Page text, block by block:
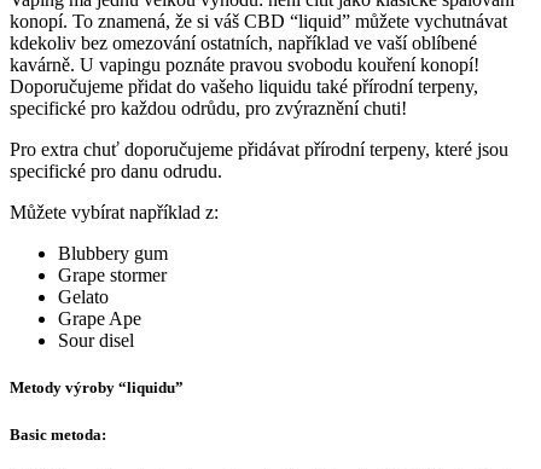
konopí. To znamená, že si váš CBD “liquid” můžete vychutnávat
kdekoliv bez omezování ostatních, například ve vaší oblíbené
kavárně. U vapingu poznáte pravou svobodu kouření konopí!
Doporučujeme přidat do vašeho liquidu také přírodní terpeny,
specifické pro každou odrůdu, pro zvýraznění chuti!
Pro extra chuť doporučujeme přidávat přírodní terpeny, které jsou
specifické pro danu odrudu.
Můžete vybírat například z:
Blubbery gum
Grape stormer
Gelato
Grape Ape
Sour disel
Metody výroby “liquidu”
Basic metoda: